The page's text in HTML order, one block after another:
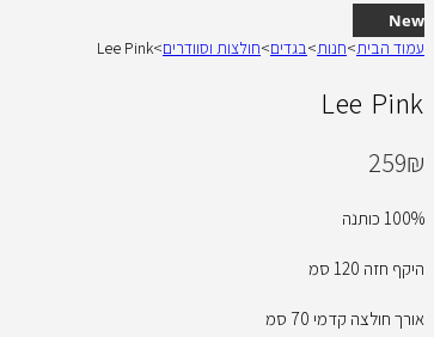
New
עמוד הבית>חנות>בגדים>חולצות וסוודרים>
Lee Pink
Lee Pink
259₪
100% כותנה
היקף חזה 120 סמ
אורך חולצה קדמי 70 סמ